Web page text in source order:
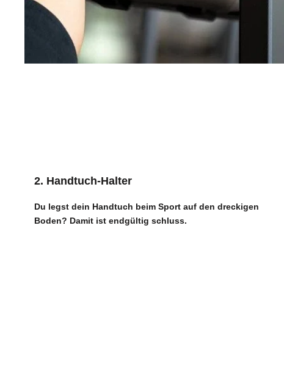
2. Handtuch-Halter
Du legst dein Handtuch beim Sport auf den dreckigen
Boden? Damit ist endgültig schluss.